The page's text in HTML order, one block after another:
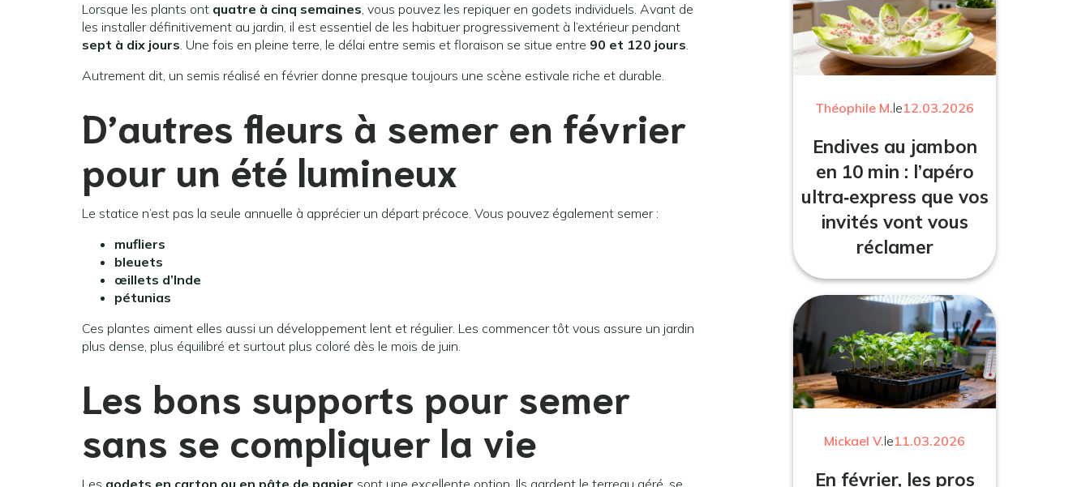
Lorsque les plants ont quatre à cinq semaines, vous pouvez les repiquer en godets individuels. Avant de
les installer définitivement au jardin, il est essentiel de les habituer progressivement à l’extérieur pendant
sept à dix jours. Une fois en pleine terre, le délai entre semis et floraison se situe entre 90 et 120 jours.
Autrement dit, un semis réalisé en février donne presque toujours une scène estivale riche et durable.
D’autres fleurs à semer en février
pour un été lumineux
Le statice n’est pas la seule annuelle à apprécier un départ précoce. Vous pouvez également semer :
mufliers
bleuets
œillets d’Inde
pétunias
Ces plantes aiment elles aussi un développement lent et régulier. Les commencer tôt vous assure un jardin
plus dense, plus équilibré et surtout plus coloré dès le mois de juin.
Les bons supports pour semer
sans se compliquer la vie
Théophile M.le12.03.2026
Endives au jambon
en 10 min : l’apéro
ultra‑express que vos
invités vont vous
réclamer
Mickael V.le11.03.2026
En février, les pros